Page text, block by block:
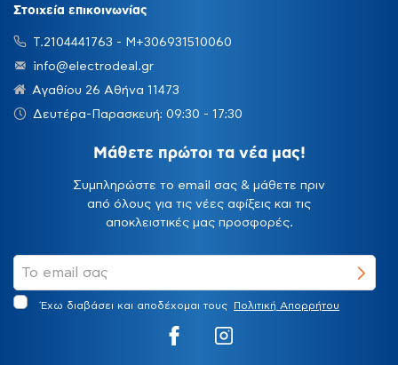
Στοιχεία επικοινωνίας
Τ.2104441763 - Μ+306931510060
info@electrodeal.gr
Αγαθίου 26 Αθήνα 11473
Δευτέρα-Παρασκευή: 09:30 - 17:30
Μάθετε πρώτοι τα νέα μας!
Συμπληρώστε το email σας & μάθετε πριν
από όλους για τις νέες αφίξεις και τις
αποκλειστικές μας προσφορές.
Έχω διαβάσει και αποδέχομαι τους Πολιτική Απορρήτου